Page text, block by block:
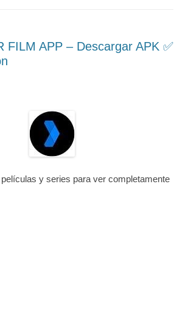
FILM APP – Descargar APK ✅️
y series para ver completamente